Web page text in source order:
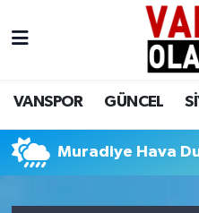
VANSPOR GÜNCEL
Muradiye Hava
Siyaset
Ekonomi
Van Nöbetçi
Van Namaz Vakitleri
Van Trafik Yoğunluk